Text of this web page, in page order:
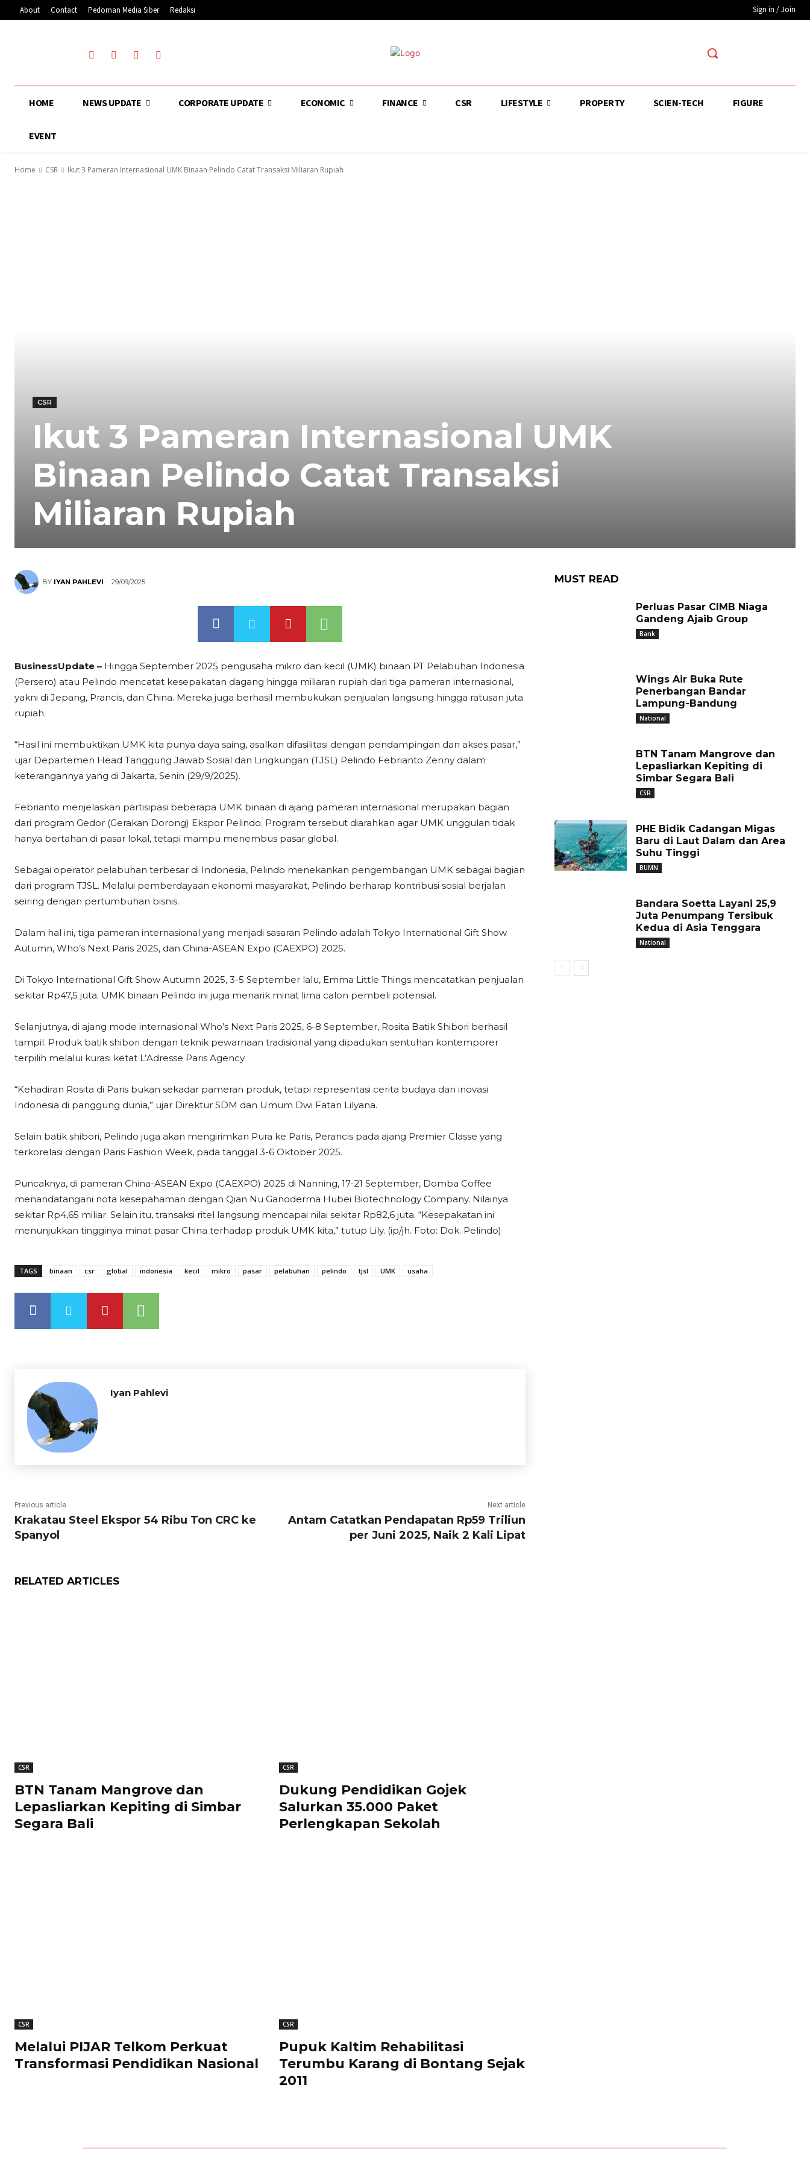
About Contact Pedoman Media Siber Redaksi Sign in / Join
HOME NEWS UPDATE CORPORATE UPDATE ECONOMIC FINANCE CSR LIFESTYLE PROPERTY SCIEN-TECH FIGURE
EVENT
Home CSR Ikut 3 Pameran Internasional UMK Binaan Pelindo Catat Transaksi Miliaran Rupiah
CSR
Ikut 3 Pameran Internasional UMK
Binaan Pelindo Catat Transaksi
Miliaran Rupiah
BY IYAN PAHLEVI 29/09/2025
BusinessUpdate – Hingga September 2025 pengusaha mikro dan kecil (UMK) binaan PT Pelabuhan Indonesia
(Persero) atau Pelindo mencatat kesepakatan dagang hingga miliaran rupiah dari tiga pameran internasional,
yakni di Jepang, Prancis, dan China. Mereka juga berhasil membukukan penjualan langsung hingga ratusan juta
rupiah.
“Hasil ini membuktikan UMK kita punya daya saing, asalkan difasilitasi dengan pendampingan dan akses pasar,”
ujar Departemen Head Tanggung Jawab Sosial dan Lingkungan (TJSL) Pelindo Febrianto Zenny dalam
keterangannya yang di Jakarta, Senin (29/9/2025).
Febrianto menjelaskan partisipasi beberapa UMK binaan di ajang pameran internasional merupakan bagian
dari program Gedor (Gerakan Dorong) Ekspor Pelindo. Program tersebut diarahkan agar UMK unggulan tidak
hanya bertahan di pasar lokal, tetapi mampu menembus pasar global.
Sebagai operator pelabuhan terbesar di Indonesia, Pelindo menekankan pengembangan UMK sebagai bagian
dari program TJSL. Melalui pemberdayaan ekonomi masyarakat, Pelindo berharap kontribusi sosial berjalan
seiring dengan pertumbuhan bisnis.
Dalam hal ini, tiga pameran internasional yang menjadi sasaran Pelindo adalah Tokyo International Gift Show
Autumn, Who’s Next Paris 2025, dan China-ASEAN Expo (CAEXPO) 2025.
Di Tokyo International Gift Show Autumn 2025, 3-5 September lalu, Emma Little Things mencatatkan penjualan
sekitar Rp47,5 juta. UMK binaan Pelindo ini juga menarik minat lima calon pembeli potensial.
Selanjutnya, di ajang mode internasional Who’s Next Paris 2025, 6-8 September, Rosita Batik Shibori berhasil
tampil. Produk batik shibori dengan teknik pewarnaan tradisional yang dipadukan sentuhan kontemporer
terpilih melalui kurasi ketat L’Adresse Paris Agency.
“Kehadiran Rosita di Paris bukan sekadar pameran produk, tetapi representasi cerita budaya dan inovasi
Indonesia di panggung dunia,” ujar Direktur SDM dan Umum Dwi Fatan Lilyana.
Selain batik shibori, Pelindo juga akan mengirimkan Pura ke Paris, Perancis pada ajang Premier Classe yang
terkorelasi dengan Paris Fashion Week, pada tanggal 3-6 Oktober 2025.
Puncaknya, di pameran China-ASEAN Expo (CAEXPO) 2025 di Nanning, 17-21 September, Domba Coffee
menandatangani nota kesepahaman dengan Qian Nu Ganoderma Hubei Biotechnology Company. Nilainya
sekitar Rp4,65 miliar. Selain itu, transaksi ritel langsung mencapai nilai sekitar Rp82,6 juta. “Kesepakatan ini
menunjukkan tingginya minat pasar China terhadap produk UMK kita,” tutup Lily. (ip/jh. Foto: Dok. Pelindo)
TAGS binaan csr global indonesia kecil mikro pasar pelabuhan pelindo tjsl UMK usaha
Iyan Pahlevi
Previous article
Krakatau Steel Ekspor 54 Ribu Ton CRC ke
Spanyol
Next article
Antam Catatkan Pendapatan Rp59 Triliun
per Juni 2025, Naik 2 Kali Lipat
RELATED ARTICLES
CSR
BTN Tanam Mangrove dan
Lepasliarkan Kepiting di Simbar
Segara Bali
CSR
Dukung Pendidikan Gojek
Salurkan 35.000 Paket
Perlengkapan Sekolah
CSR
Melalui PIJAR Telkom Perkuat
Transformasi Pendidikan Nasional
CSR
Pupuk Kaltim Rehabilitasi
Terumbu Karang di Bontang Sejak
2011
MUST READ
Perluas Pasar CIMB Niaga
Gandeng Ajaib Group
Bank
Wings Air Buka Rute
Penerbangan Bandar
Lampung-Bandung
National
BTN Tanam Mangrove dan
Lepasliarkan Kepiting di
Simbar Segara Bali
CSR
PHE Bidik Cadangan Migas
Baru di Laut Dalam dan Area
Suhu Tinggi
BUMN
Bandara Soetta Layani 25,9
Juta Penumpang Tersibuk
Kedua di Asia Tenggara
National